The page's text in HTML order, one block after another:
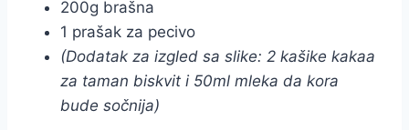
200g brašna
1 prašak za pecivo
(Dodatak za izgled sa slike: 2 kašike kakaa
za taman biskvit i 50ml mleka da kora
bude sočnija)